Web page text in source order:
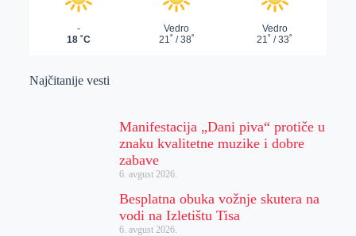
Najčitanije vesti
Manifestacija „Dani piva“ protiče u
znaku kvalitetne muzike i dobre
zabave
6. avgust 2026.
Besplatna obuka vožnje skutera na
vodi na Izletištu Tisa
6. avgust 2026.